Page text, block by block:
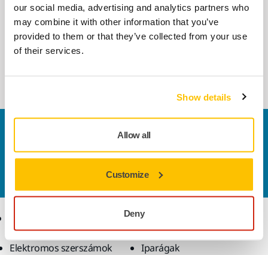
our social media, advertising and analytics partners who
may combine it with other information that you’ve
provided to them or that they’ve collected from your use
of their services.
Show details
Allow all
Customize
Deny
KOMPATIBILIS A KÖVETKEZŐKKEL
Mirka® DEROS RS 600 EU Ø 150 mm
Ergonomikus forgócsiszoló nagy
Vegye fel velünk a kapcsolatot
kapcsolatotés szakértő Támogató csapatunk
válaszol kérdéseire.
Elektromos szerszámok
Tudásbázis
Iparágak